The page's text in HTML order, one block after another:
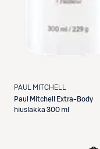
PAUL MITCHELL
Paul Mitchell
Extra-Body
hiuslakka 300 ml